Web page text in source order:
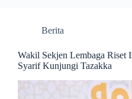
Berita
Wakil Sekjen Lembaga Riset
Syarif Kunjungi Tazakka